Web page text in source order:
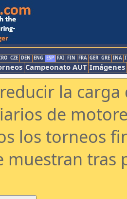
CZE DEN ENG ESP FAI FIN FRA GER GRE INA
Campeonato AUT Imágenes
la
de
los torneos
muestran tras